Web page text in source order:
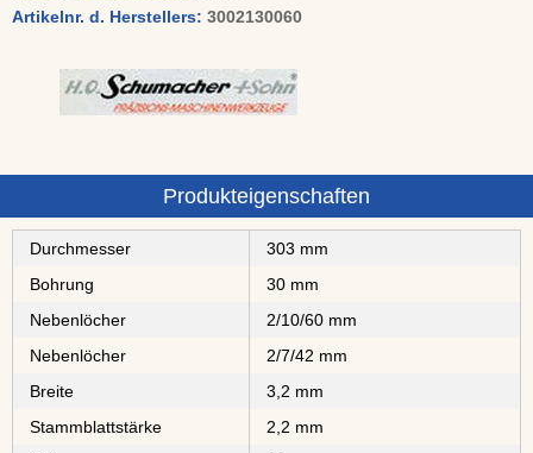
Artikelnr. d. Herstellers: 3002130060
Produkteigenschaften
Durchmesser
303 mm
Bohrung
30 mm
Nebenlöcher
2/10/60 mm
Nebenlöcher
2/7/42 mm
Breite
3,2 mm
Stammblattstärke
2,2 mm